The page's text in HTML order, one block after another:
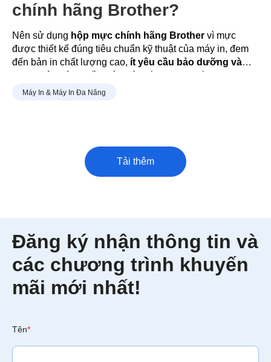
chính hãng Brother?
Nên sử dụng hộp mực chính hãng Brother vì mực
được thiết kế đúng tiêu chuẩn kỹ thuật của máy in, đem
đến bản in chất lượng cao, ít yêu cầu bảo dưỡng và
giúp máy vận hành bền bỉ, bảo vệ linh kiện bên trong và
Máy In & Máy In Đa Năng
Đăng ký nhận thông tin và
các chương trình khuyến
mãi mới nhất!
Tên*